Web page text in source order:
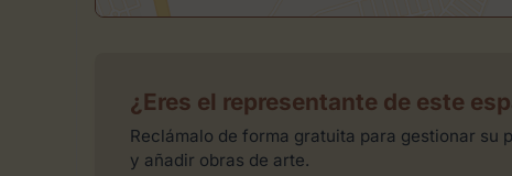
¿Eres el representante de este
Reclámalo de forma gratuita para gestionar su
y añadir obras de arte.